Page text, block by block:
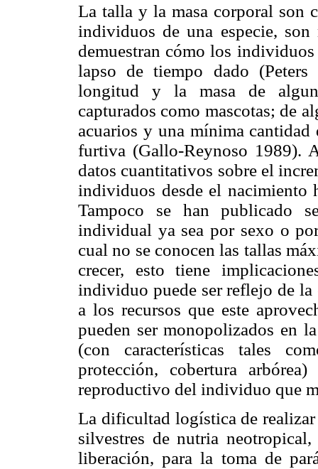
La talla y la masa corporal son
individuos de una especie,
demuestran cómo los
lapso de tiempo dado
longitud y la masa de
capturados como mascotas; de
acuarios y una mínima
furtiva (Gallo-Reynoso 1989).
datos cuantitativos sobre el
individuos desde el nacimiento
Tampoco se han publicado
individual ya sea por sexo o
cual no se conocen las tallas
crecer, esto tiene
individuo puede ser reflejo de
a los recursos que este
pueden ser monopolizados en
(con características tales
protección, cobertura
reproductivo del individuo que
La dificultad logística de
silvestres de nutria
liberación, para la toma de